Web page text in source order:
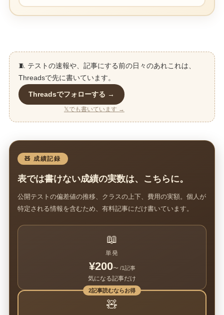
🧵 テストの速報や、記事にする前の日々のあれこれは、
Threadsで先に書いています。
Threadsでフォローする →
𝕏でも書いています →
🧸 成績記録
表では書けない成績の実数は、こちらに。
公開テストの偏差値の推移、クラスの上下、費用の実額。個人が
特定される情報を含むため、有料記事にだけ書いています。
📖
単発
¥200〜 /1記事
気になる記事だけ
2記事読むならお得
🧸